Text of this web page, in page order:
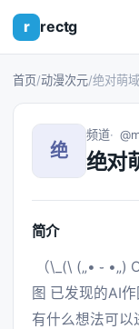
r rectg
首页/动漫次元/绝对萌域
绝
频道
绝对
简介
图 已发现的AI
有什么想法可以